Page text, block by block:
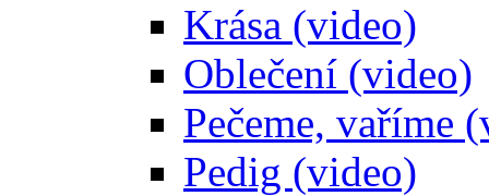
Krása (video)
Oblečení (video)
Pečeme, vaříme
Pedig (video)